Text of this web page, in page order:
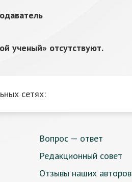
ученый» отсутствуют.
сетях:
Вопрос — ответ
Редакционный совет
Отзывы наших авторов